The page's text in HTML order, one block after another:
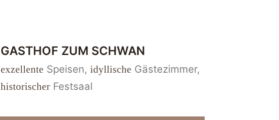
GASTHOF ZUM SCHWAN
exzellente Speisen, idyllische Gästezimmer,
historischer Festsaal